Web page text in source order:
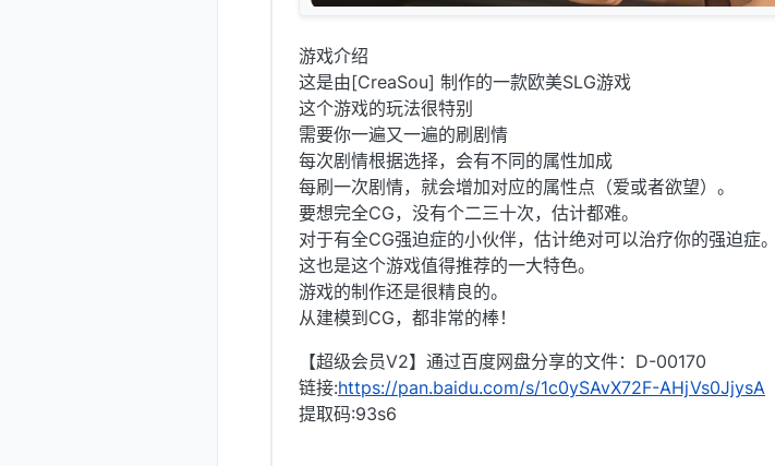
游戏介绍
这是由[CreaSou] 制作的一款欧美SLG游戏
这个游戏的玩法很特别
需要你一遍又一遍的刷剧情
每次剧情根据选择，会有不同的属性加成
每刷一次剧情，就会增加对应的属性点（爱或者欲望）。
要想完全CG，没有个二三十次，估计都难。
对于有全CG强迫症的小伙伴，估计绝对可以治疗你的强迫症。
这也是这个游戏值得推荐的一大特色。
游戏的制作还是很精良的。
从建模到CG，都非常的棒！
【超级会员V2】通过百度网盘分享的文件：D-00170
链接:https://pan.baidu.com/s/1c0ySAvX72F-AHjVs0JjysA
提取码:93s6